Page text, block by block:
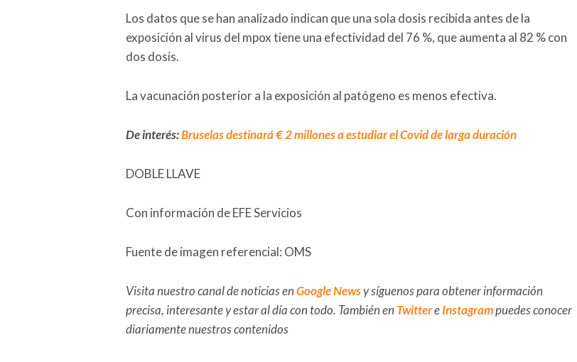
Los datos que se han analizado indican que una sola dosis recibida antes de la
exposición al virus del mpox tiene una efectividad del 76 %, que aumenta al 82 % con
dos dosis.
La vacunación posterior a la exposición al patógeno es menos efectiva.
De interés:Bruselas destinará € 2 millones a estudiar el Covid de larga duración
DOBLE LLAVE
Con información de EFE Servicios
Fuente de imagen referencial: OMS
Visita nuestro canal de noticias enGoogle Newsy síguenos para obtener información
precisa, interesante y estar al día con todo. También en TwittereInstagrampuedes conocer
diariamente nuestros contenidos